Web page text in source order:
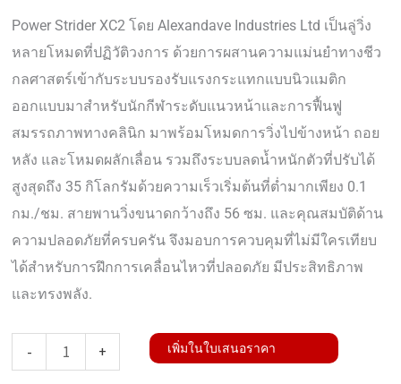
Power Strider XC2 โดย Alexandave Industries Ltd เป็นลู่วิ่ง
หลายโหมดที่ปฏิวัติวงการ ด้วยการผสานความแม่นยำทางชีว
กลศาสตร์เข้ากับระบบรองรับแรงกระแทกแบบนิวแมติก
ออกแบบมาสำหรับนักกีฬาระดับแนวหน้าและการฟื้นฟู
สมรรถภาพทางคลินิก มาพร้อมโหมดการวิ่งไปข้างหน้า ถอย
หลัง และโหมดผลักเลื่อน รวมถึงระบบลดน้ำหนักตัวที่ปรับได้
สูงสุดถึง 35 กิโลกรัมด้วยความเร็วเริ่มต้นที่ต่ำมากเพียง 0.1
กม./ชม. สายพานวิ่งขนาดกว้างถึง 56 ซม. และคุณสมบัติด้าน
ความปลอดภัยที่ครบครัน จึงมอบการควบคุมที่ไม่มีใครเทียบ
ได้สำหรับการฝึกการเคลื่อนไหวที่ปลอดภัย มีประสิทธิภาพ
และทรงพลัง.
-
Power
+ เพิ่มในใบเสนอราคา